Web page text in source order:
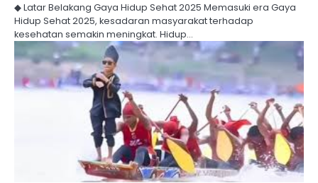
◆ Latar Belakang Gaya Hidup Sehat 2025 Memasuki era Gaya
Hidup Sehat 2025, kesadaran masyarakat terhadap
kesehatan semakin meningkat. Hidup…